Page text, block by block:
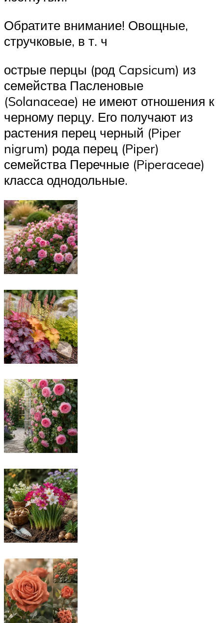
Обратите внимание! Овощные,
стручковые, в т. ч
острые перцы (род Capsicum) из
семейства Пасленовые
(Solanaceae) не имеют отношения к
черному перцу. Его получают из
растения перец черный (Piper
nigrum) рода перец (Piper)
семейства Перечные (Piperaceae)
класса однодольные.